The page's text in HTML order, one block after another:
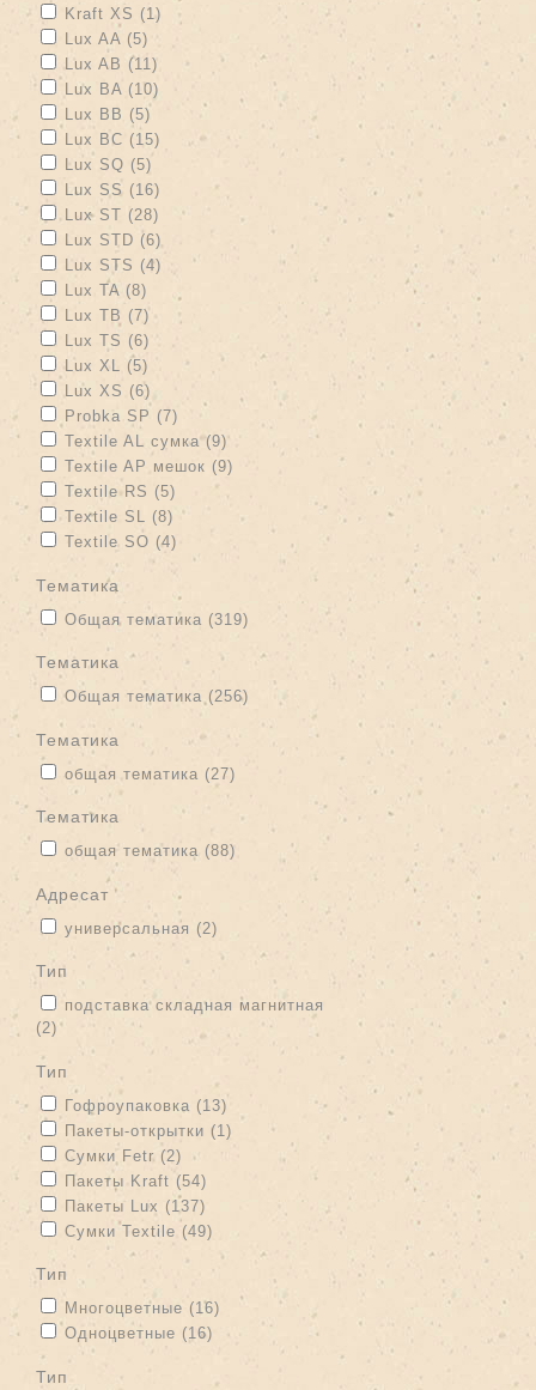
Apply Kraft XS filter
Kraft XS (1) Apply Kraft XS filter
Apply Lux AA filter
Lux AA (5)
Apply Lux AB filter
Lux AB (11) Apply Lux AB filter
Apply Lux BA filter
Lux BA (10) Apply Lux BA filter
Apply Lux BB filter
Lux BB (5)Apply Lux BB filter
Apply Lux BC filter
Lux BC (15) Apply Lux BC filter
Apply Lux SQ filter
Lux SQ (5)
Apply Lux SS filter
Lux SS (16) Apply Lux SS filter
Apply Lux ST filter
Lux ST (28) Apply Lux ST filter
Apply Lux STD filter
Lux STD (6) Apply Lux STD filter
Apply Lux STS filter
Lux STS (4) Apply Lux STS filter
Apply Lux TA filter
Lux TA (8)
Apply Lux TB filter
Lux TB (7) Apply Lux TB filter
Apply Lux TS filter
Lux TS (6)
Apply Lux XL filter
Lux XL (5) Apply Lux XL filter
Apply Lux XS filter
Lux XS (6) Apply Lux XS filter
Apply Probka SP filter
Probka SP (7) Apply Probka SP filter
Apply Textile AL сумка filter
Textile AL сумка (9)Apply Textile AL сумка filter
Apply Textile AP мешок filter
Textile AP мешок (9) Apply Textile AP мешок filter
Apply Textile RS filter
Textile RS (5) Apply Textile RS filter
Apply Textile SL filter
Textile SL (8) Apply Textile SL filter
Apply Textile SO filter
Textile SO (4) Apply Textile SO filter
тематика
Apply Общая тематика filter
Общая тематика (319) Apply Общая тематика filter
тематика
Apply Общая тематика filter
Общая тематика (256)
тематика
Apply общая тематика filter
общая тематика (27)
Тематика
Apply общая тематика filter
общая тематика (88) Apply общая тематика filter
адресат
Apply универсальная filter
универсальная (2) Apply универсальная filter
тип
Apply подставка складная магнитная filter
подставка складная магнитная
(2) Apply подставка складная магнитная filter
тип
Apply Гофроупаковка filter
Гофроупаковка (13) Apply Гофроупаковка filter
Apply Пакеты-открытки filter
Пакеты-открытки (1) Apply Пакеты-открытки filter
Apply Сумки Fetr filter
Сумки Fetr (2) Apply Сумки Fetr filter
Apply Пакеты Kraft filter
Пакеты Kraft (54) Apply Пакеты Kraft filter
Apply Пакеты Lux filter
Пакеты Lux (137) Apply Пакеты Lux filter
Apply Сумки Textile filter
Сумки Textile (49) Apply Сумки Textile filter
тип
Apply Многоцветные filter
Многоцветные (16) Apply Многоцветные filter
Apply Одноцветные filter
Одноцветные (16) Apply Одноцветные filter
тип